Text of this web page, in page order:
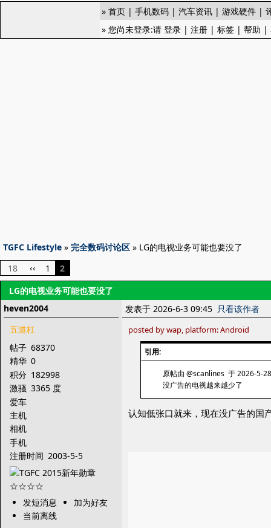
» 首页 | 手机数码 | 汽车资讯 | 游戏硬件 |
» 您尚未登录:请 登录 | 注册 | 标签 | 帮助 |
TGFC Lifestyle » 完全数码讨论区 » LG的电视业务可能也要没了
18
‹‹ 1
2
LG的电视业务可能也要没了
heven2004
五道杠
帖子 68370
精华 0
积分 182998
激骚 3365 度
爱车
主机
相机
手机
注册时间 2003-5-5
发短消息
加为好友
当前离线
发表于 2026-6-3 09:45 只看该作者
posted by wap, platform: Android
引用:
原帖由 @scanlines 于 2026-5-
没广告的电视越来越少了
认知低张口就来，现在没广告的国